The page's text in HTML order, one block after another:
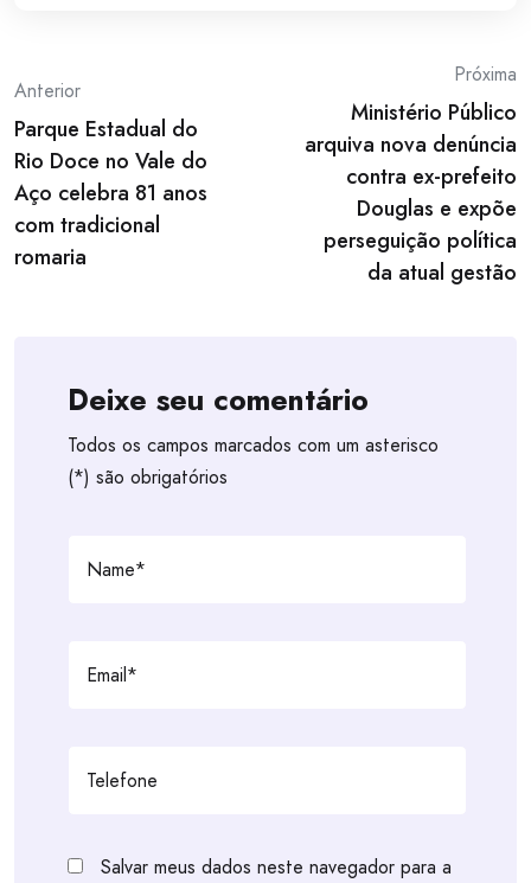
Post
navigation
Anterior
Parque Estadual do
Rio Doce no Vale do
Aço celebra 81 anos
com tradicional
romaria
Próxima
Ministério Público
arquiva nova denúncia
contra ex-prefeito
Douglas e expõe
perseguição política
da atual gestão
Deixe seu comentário
Todos os campos marcados com um asterisco
(*) são obrigatórios
Salvar meus dados neste navegador para a